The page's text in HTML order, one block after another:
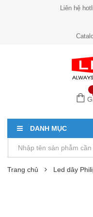
Liên hệ
DANH MỤC
Trang chủ Led dây